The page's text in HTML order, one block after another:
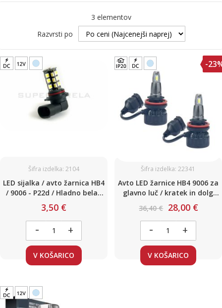
3 elementov
Razvrsti po
Šifra izdelka: 2104
LED sijalka / avto žarnica HB4
/ 9006 - P22d / Hladno bela /
27 LED / 5050 / 6,5W = 35,9W /
DC 12V / Canbus / z uporom
3,50 €
- +
V KOŠARICO
-
Šifra izdelka: 22341
Avto LED žarnice HB4 9006 za
glavno luč / kratek in dolg
snop / Hladno bela / DC12-
24V / 2x 35W / 2x 4800 lm
36,40 € 28,00 €
- +
V KOŠARICO